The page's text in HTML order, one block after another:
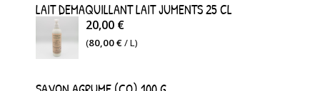
LAIT DEMAQUILLANT LAIT JUMENTS 25 CL
20,00 €
(80,00 €/ L)